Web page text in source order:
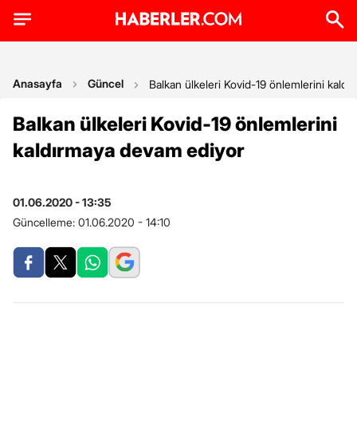
Anasayfa Güncel Balkan ülkeleri Kovid-19 önlemlerini
Balkan ülkeleri Kovid-19 önlemlerini
kaldırmaya devam ediyor
01.06.2020 - 13:35
Güncelleme: 01.06.2020 - 14:10